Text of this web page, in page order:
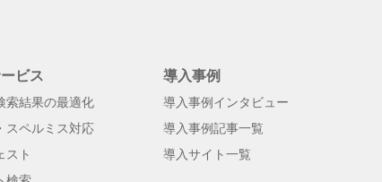
ビス
索結果の最適化
スペルミス対応
スト
導入事例
導入事例インタビュー
導入事例記事一覧
導入サイト一覧